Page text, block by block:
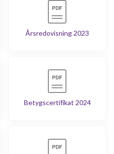
Årsredovisning 2023
Betygscertifikat 2024